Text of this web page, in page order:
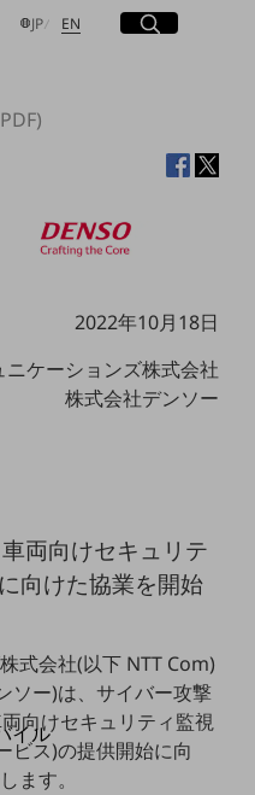
イル
JP日本語
EN Englishサイト内検索
開く
ー
検索する
2022年10月18日
ニケーションズ株式会社
株式会社デンソー
両向けセキュリテ
向けた協業を開始
式会社(以下 NTT Com)
ソー)は、サイバー攻撃
向けセキュリティ監視
ビス)の提供開始に向
ます。